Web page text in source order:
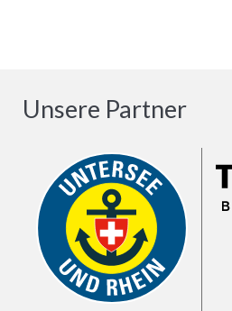
Unsere Partner